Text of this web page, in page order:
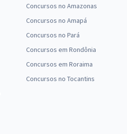
Concursos no Amazonas
Concursos no Amapá
Concursos no Pará
Concursos em Rondônia
Concursos em Roraima
Concursos no Tocantins